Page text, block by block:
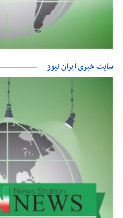
سایت خبری ایران نیوز